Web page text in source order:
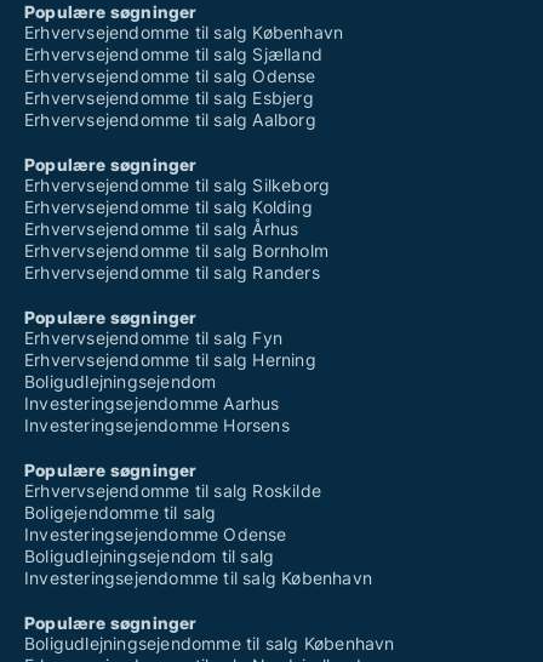
Populære søgninger
Erhvervsejendomme til salg København
Erhvervsejendomme til salg Sjælland
Erhvervsejendomme til salg Odense
Erhvervsejendomme til salg Esbjerg
Erhvervsejendomme til salg Aalborg
Populære søgninger
Erhvervsejendomme til salg Silkeborg
Erhvervsejendomme til salg Kolding
Erhvervsejendomme til salg Århus
Erhvervsejendomme til salg Bornholm
Erhvervsejendomme til salg Randers
Populære søgninger
Erhvervsejendomme til salg Fyn
Erhvervsejendomme til salg Herning
Boligudlejningsejendom
Investeringsejendomme Aarhus
Investeringsejendomme Horsens
Populære søgninger
Erhvervsejendomme til salg Roskilde
Boligejendomme til salg
Investeringsejendomme Odense
Boligudlejningsejendom til salg
Investeringsejendomme til salg København
Populære søgninger
Boligudlejningsejendomme til salg København